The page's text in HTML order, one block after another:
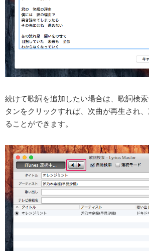
続けて歌詞を追加したい場合は、歌詞検
タンをクリックすれば、次曲が再生され
ることができます。